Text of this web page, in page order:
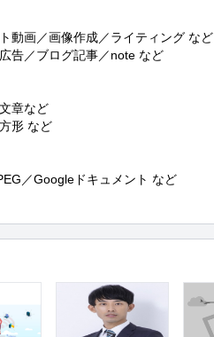
動画／画像作成／ライティング など
告／ブログ記事／note など
章など
形 など
／Googleドキュメント など